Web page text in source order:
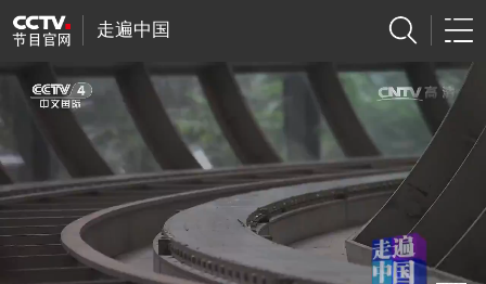
走遍中国